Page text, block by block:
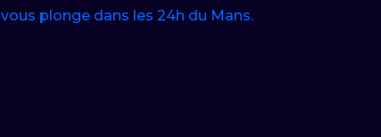
vous plonge dans les 24h du Mans.